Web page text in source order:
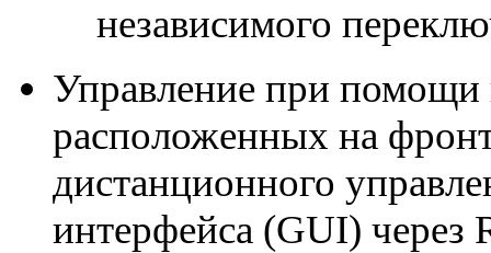
независимого
Управление при помощи
расположенных на
дистанционного
интерфейса (GUI) через